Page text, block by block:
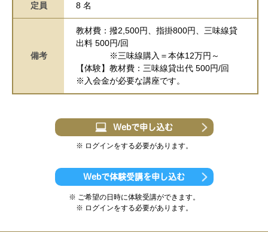
定員 8 名
備考
教材費：撥2,500円、指掛800円、三味線貸
出料 500円/回
※三味線購入＝本体12万円～
【体験】教材費：三味線貸出代 500円/回
※入会金が必要な講座です。
Webで申し込む
※ ログインをする必要があります。
Webで体験受講を申し込む
※ ご希望の日時に体験受講ができます。
※ ログインをする必要があります。